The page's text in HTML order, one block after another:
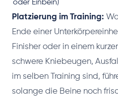
oder Einbein)
Platzierung im Training:
Ende einer
Finisher oder in einem
schwere Kniebeugen,
im selben Training sind,
solange die Beine noch